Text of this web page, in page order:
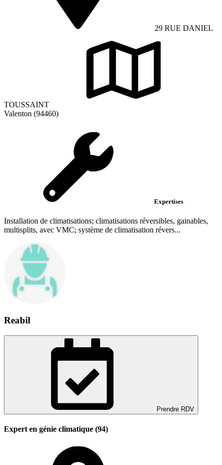
29 RUE DANIEL
TOUSSAINT
Valenton (94460)
Expertises
Installation de climatisations; climatisations réversibles, gainables,
multisplits, avec VMC; système de climatisation révers...
Reabil
Prendre RDV
Expert en génie climatique (94)